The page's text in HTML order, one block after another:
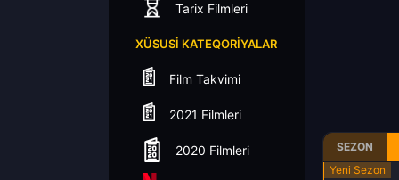
Tarix Filmleri
XÜSUSI KATEQORIYALAR
Film Takvimi
2021 Filmleri
2020 Filmleri SEZON